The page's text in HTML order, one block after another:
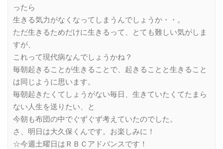
ったら
生きる気力がなくなってしまうんでしょうか・・。
ただ生きるためだけに生きるって、とても難しい気がしま
すが、
これって現代病なんでしょうかね？
毎朝起きることが生きることで、起きることと生きること
は同じように思います。
毎朝起きたくてしょうがない毎日、生きていたくてたまら
ない人生を送りたい、と
今朝も布団の中でぐずぐず考えていたのでした。
さ、明日は大久保くんです。お楽しみに！
☆今週土曜日はＲＢＣアドバンスです！